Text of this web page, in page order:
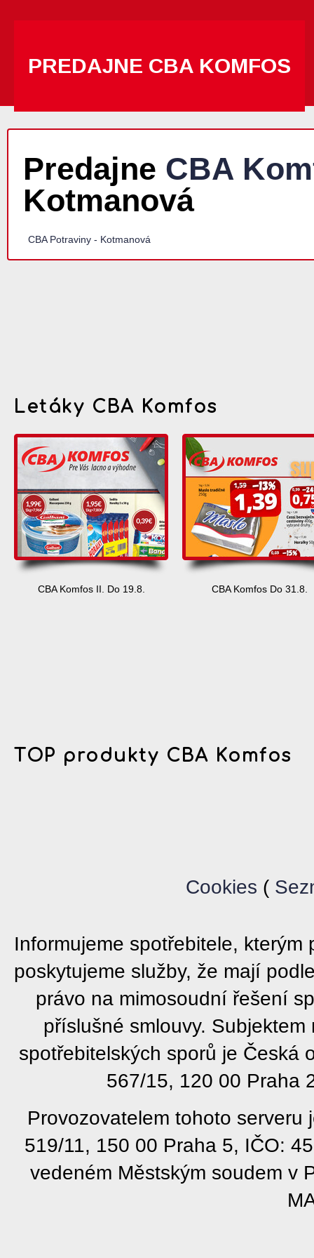
PREDAJNE CBA KOMFOS
Predajne CBA
Kotmanová
CBA Potraviny - Kotmanová
Letáky CBA Komfos
CBA Komfos II. Do 19.8. CBA Komfos Do 31.8.
TOP produkty CBA Komfos
Cookies (
Informujeme spotřebitele, kterým
poskytujeme služby, že mají
právo na mimosoudní řešení
příslušné smlouvy.
spotřebitelských sporů je Česká
567/15, 120 00 Praha
Provozovatelem tohoto
519/11, 150 00 Praha 5, IČO:
vedeném Městským soudem v